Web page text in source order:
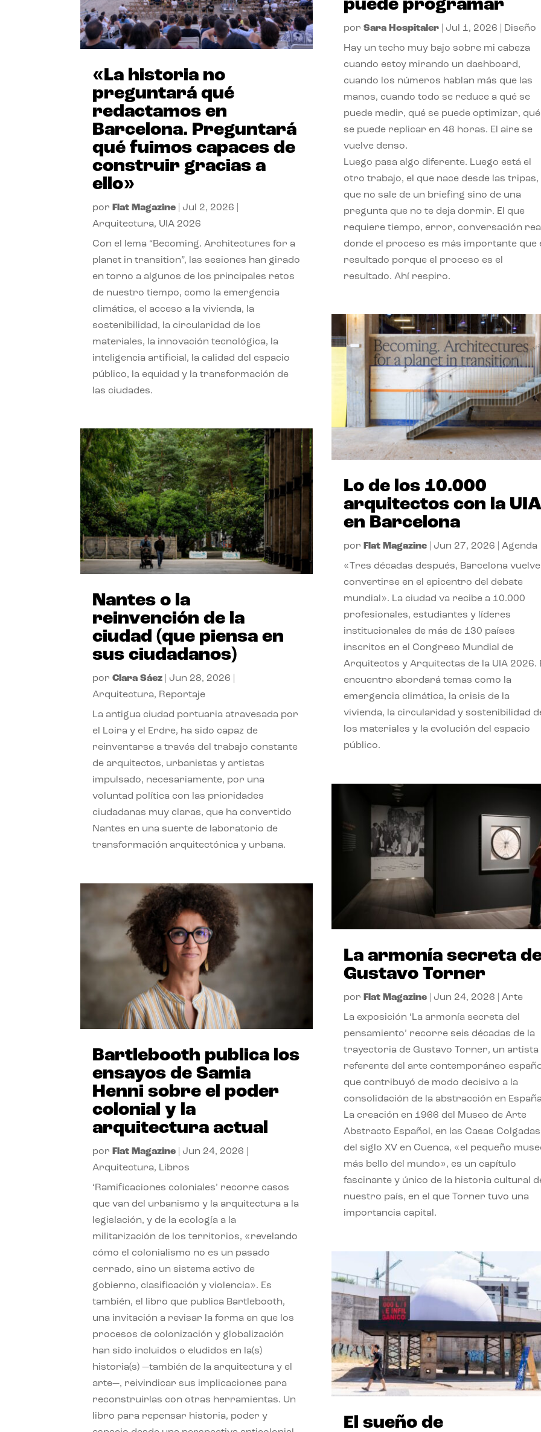
«La historia no
preguntará qué
redactamos en
Barcelona. Preguntará
qué fuimos capaces de
construir gracias a
ello»
por Flat Magazine Jul 2, 2026
Arquitectura, UIA 2026
Con el lema “Becoming. Architectures for a
planet in transition”, las sesiones han girado
en torno a algunos de los principales retos
de nuestro tiempo, como la emergencia
climática, el acceso a la vivienda, la
sostenibilidad, la circularidad de los
materiales, la innovación tecnológica, la
inteligencia artificial, la calidad del espacio
público, la equidad y la transformación de
las ciudades.
Nantes o la
reinvención de la
ciudad (que piensa en
sus ciudadanos)
porClara Sáez Jun 28, 2026
Arquitectura, Reportaje
La antigua ciudad portuaria atravesada por
el Loira y el Erdre, ha sido capaz de
reinventarse a través del trabajo constante
de arquitectos, urbanistas y artistas
impulsado, necesariamente, por una
voluntad política con las prioridades
ciudadanas muy claras, que ha convertido
Nantes en una suerte de laboratorio de
transformación arquitectónica y urbana.
Bartlebooth publica los
ensayos de Samia
Henni sobre el poder
colonial y la
arquitectura actual
por Flat Magazine Jun 24, 2026
Arquitectura, Libros
‘Ramificaciones coloniales’ recorre casos
que van del urbanismo y la arquitectura a la
legislación, y de la ecología a la
militarización de los territorios, «revelando
cómo el colonialismo no es un pasado
cerrado, sino un sistema activo de
gobierno, clasificación y violencia». Es
también, el libro que publica Bartlebooth,
una invitación a revisar la forma en que los
procesos de colonización y globalización
han sido incluidos o eludidos en la(s)
historia(s) —también de la arquitectura y el
arte—, reivindicar sus implicaciones para
reconstruirlas con otras herramientas. Un
libro para repensar historia, poder y
puede programar
por Sara Hospitaler| Jul 1, 2026 Diseño
Hay un techo muy bajo sobre mi cabeza
cuando estoy mirando un dashboard,
cuando los números hablan más que las
manos, cuando todo se reduce a qué se
puede medir, qué se puede optimizar, qué
se puede replicar en 48 horas. El aire se
vuelve denso.
Luego pasa algo diferente. Luego está el
otro trabajo, el que nace desde las tripas,
que no sale de un briefing sino de una
pregunta que no te deja dormir. El que
requiere tiempo, error, conversación
donde el proceso es más importante que
resultado porque el proceso es el
resultado. Ahí respiro.
Lo de los 10.000
arquitectos con la UIA
en Barcelona
por Flat Magazine| Jun 27, 2026 Agenda
«Tres décadas después, Barcelona vuelve
convertirse en el epicentro del debate
mundial». La ciudad va recibe a 10.000
profesionales, estudiantes y líderes
institucionales de más de 130 países
inscritos en el Congreso Mundial de
Arquitectos y Arquitectas de la UIA 2026.
encuentro abordará temas como la
emergencia climática, la crisis de la
vivienda, la circularidad y sostenibilidad
los materiales y la evolución del espacio
público.
La armonía secreta
Gustavo Torner
por Flat Magazine| Jun 24, 2026 Arte
La exposición ‘La armonía secreta del
pensamiento’ recorre seis décadas de la
trayectoria de Gustavo Torner, un artista
referente del arte contemporáneo
que contribuyó de modo decisivo a la
consolidación de la abstracción en
La creación en 1966 del Museo de Arte
Abstracto Español, en las Casas Colgadas
del siglo XV en Cuenca, «el pequeño
más bello del mundo», es un capítulo
fascinante y único de la historia cultural
nuestro país, en el que Torner tuvo una
importancia capital.
El sueño de